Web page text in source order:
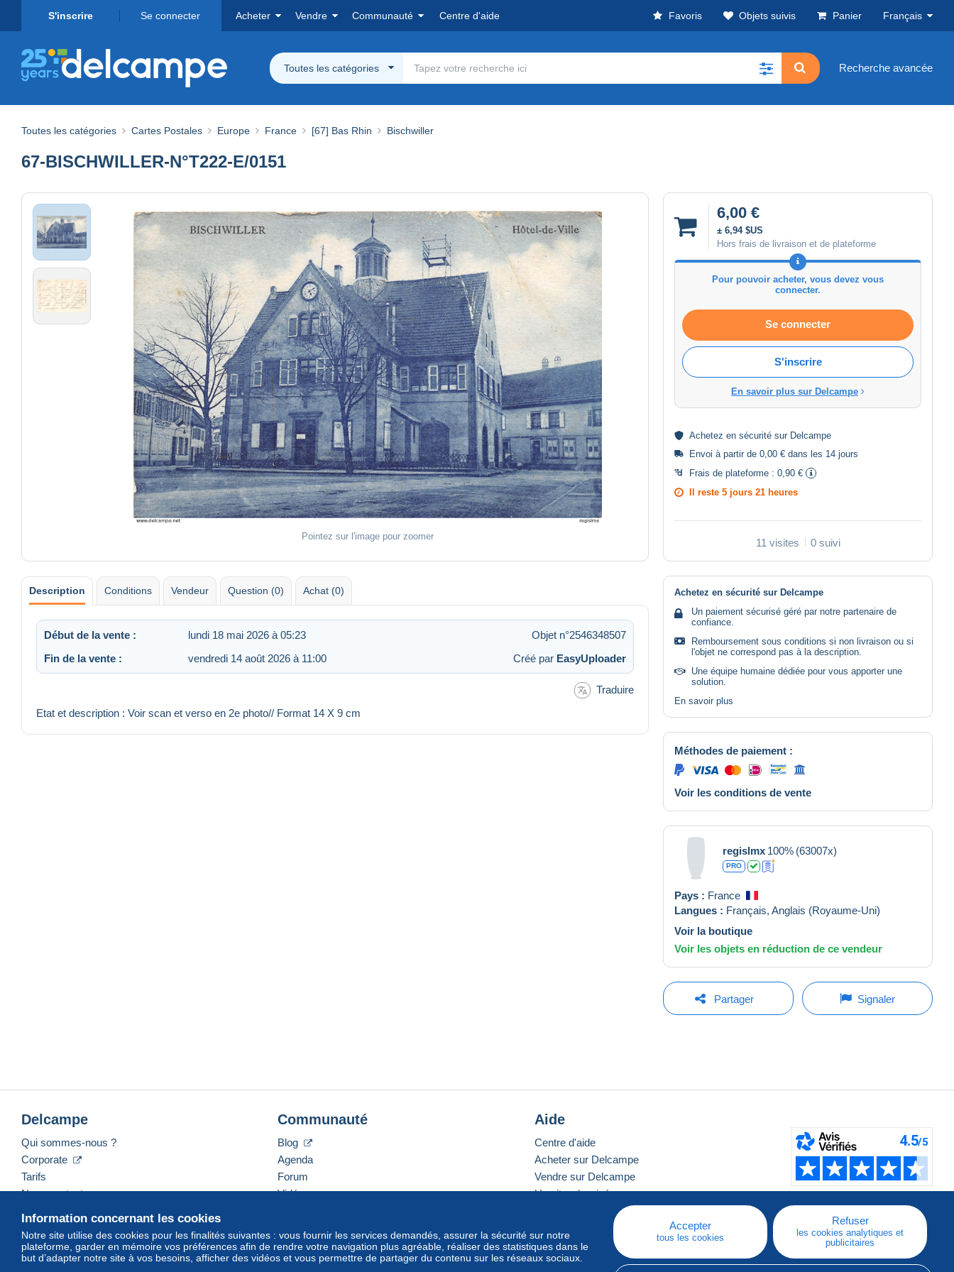
S'inscrire Se connecter Acheter Vendre Communauté Centre d'aide Favoris Objets suivis Panier Français
Toutes les catégories Recherche avancée
Toutes les catégories Cartes Postales Europe France [67] Bas Rhin Bischwiller
67-BISCHWILLER-N°T222-E/0151
Pointez sur l'image pour zoomer
6,00 €
± 6,94 $US
Hors frais de livraison et de plateforme
Pour pouvoir acheter, vous devez vous
connecter.
Se connecter
S'inscrire
En savoir plus sur Delcampe
Achetez en sécurité sur Delcampe
Envoi à partir de 0,00 € dans les 14 jours
Frais de plateforme : 0,90 €
Il reste 5 jours 21 heures
11 visites 0 suivi
Description Conditions Vendeur Question (0) Achat (0)
Début de la vente : lundi 18 mai 2026 à 05:23
Objet n°2546348507
Fin de la vente :
vendredi 14 août 2026 à 11:00 Créé par EasyUploader
Traduire
Etat et description : Voir scan et verso en 2e photo// Format 14 X 9 cm
Achetez en sécurité sur Delcampe
Un paiement sécurisé géré par notre partenaire de
confiance.
Remboursement sous conditions si non livraison ou si
l'objet ne correspond pas à la description.
Une équipe humaine dédiée pour vous apporter une
solution.
En savoir plus
Méthodes de paiement :
Voir les conditions de vente
regislmx 100% (63007x)
PRO
Pays : France
Langues : Français, Anglais (Royaume-Uni)
Voir la boutique
Voir les objets en réduction de ce vendeur
Partager Signaler
Information concernant les cookies
Notre site utilise des cookies pour les finalités suivantes : vous fournir les services demandés, assurer la sécurité sur notre
plateforme, garder en mémoire vos préférences afin de rendre votre navigation plus agréable, réaliser des statistiques dans le
but d’adapter notre site à vos besoins, afficher des vidéos et vous permettre de partager du contenu sur les réseaux sociaux.
Accepter
tous les cookies
Refuser
les cookies analytiques et
publicitaires
Delcampe
Qui sommes-nous ?
Corporate
Tarifs
Nous contacter
Communauté
Blog
Agenda
Forum
Vidéos
Aide
Centre d'aide
Acheter sur Delcampe
Vendre sur Delcampe
Un site sécurisé
Français USD America/Indiana/Vevay Mode standard